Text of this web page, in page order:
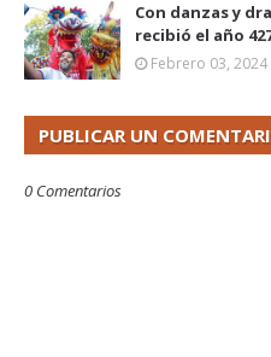
Con danzas y
recibió el año
Febrero 03, 2024
PUBLICAR UN
0 Comentarios